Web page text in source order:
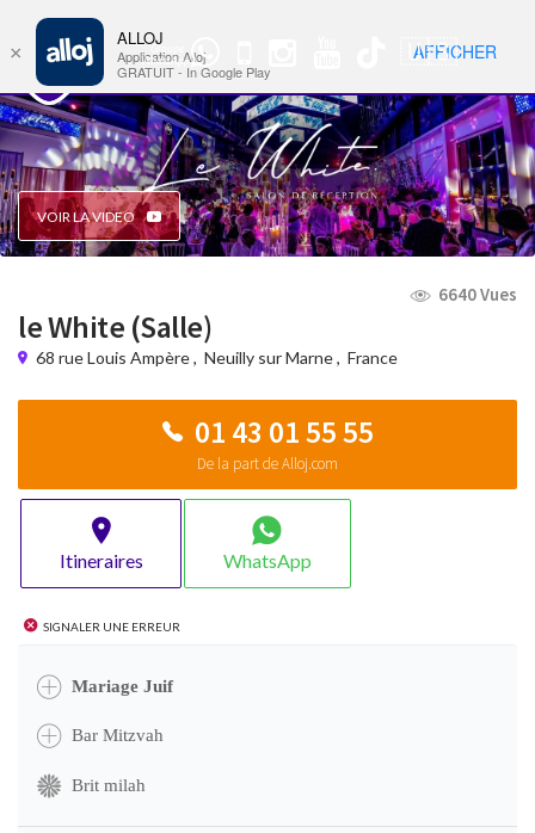
Groupe
WhatsApp
🇺🇸 Nav
VOIR LA VIDEO
6640 Vues
le White (Salle)
68 rue Louis Ampère, Neuilly sur Marne, France
01 43 01 55 55
De la part de Alloj.com
Itineraires WhatsApp
Signaler une erreur
Mariage Juif
Bar Mitzvah
Brit milah
×
ALLOJ
Application Alloj
GRATUIT - In Google Play
AFFICHER